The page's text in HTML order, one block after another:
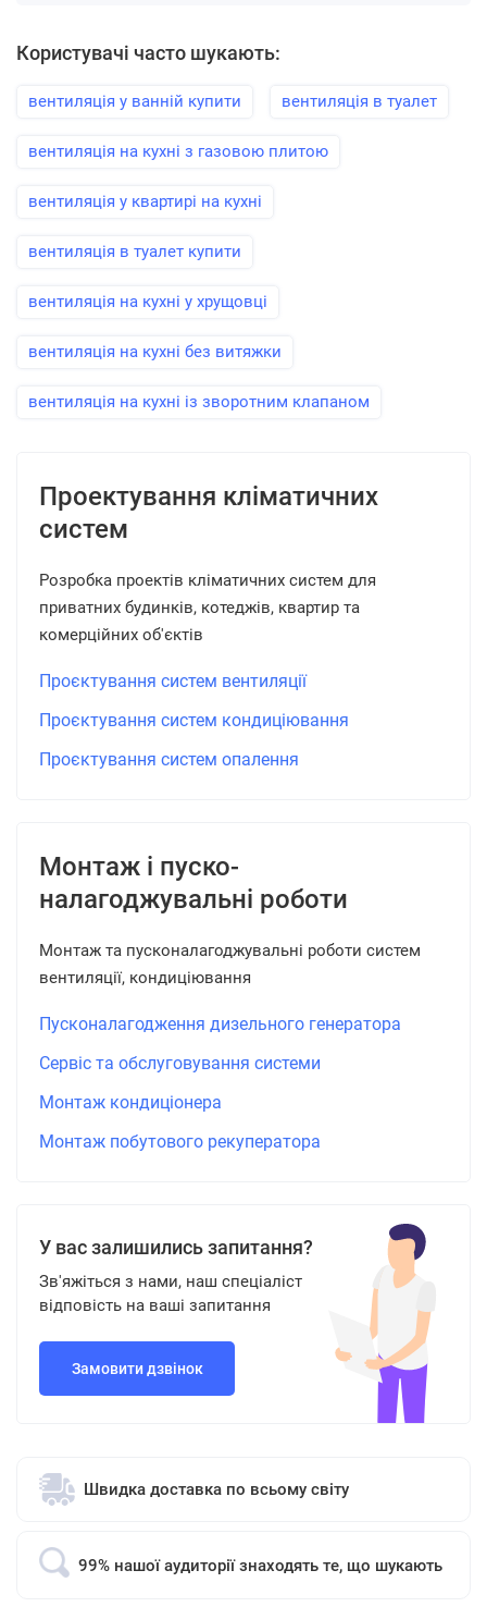
Користувачі часто шукають:
вентиляція у ванній купити вентиляція в туалет
вентиляція на кухні з газовою плитою
вентиляція у квартирі на кухні
вентиляція в туалет купити
вентиляція на кухні у хрущовці
вентиляція на кухні без витяжки
вентиляція на кухні із зворотним клапаном
Проектування кліматичних
систем
Розробка проектів кліматичних систем для
приватних будинків, котеджів, квартир та
комерційних об'єктів
Проєктування систем вентиляції
Проєктування систем кондиціювання
Проєктування систем опалення
Монтаж і пуско-
налагоджувальні роботи
Монтаж та пусконалагоджувальні роботи систем
вентиляції, кондиціювання
Пусконалагодження дизельного генератора
Сервіс та обслуговування системи
Монтаж кондиціонера
Монтаж побутового рекуператора
У вас залишились запитання?
Зв'яжіться з нами, наш спеціаліст
відповість на ваші запитання
Замовити дзвінок
Швидка доставка по всьому світу
99% нашої аудиторії знаходять те, що шукають